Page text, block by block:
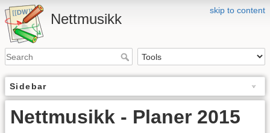
skip to content
Nettmusikk
Sidebar
Nettmusikk - Planer 2015